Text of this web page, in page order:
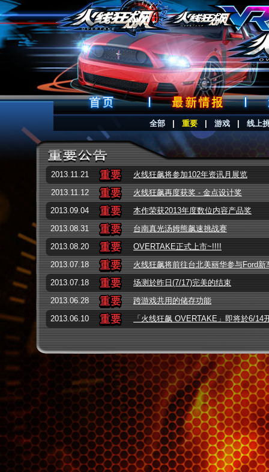
全部 重要 游戏 线上
2013.11.21
火线狂飙将参加102年资讯月展览
2013.11.12
火线狂飙再度获奖 - 金点设计奖
2013.09.04
本作荣获2013年度数位内容产品奖
2013.08.31
台南真光汤姆熊飙速挑战赛
2013.08.20
OVERTAKE正式上市~!!!!
2013.07.18
火线狂飙将前往台北美丽华参与Ford新
2013.07.18
场测於昨日(7/17)完美的结束
2013.06.28
跨游戏共用的储存功能
2013.06.10
「火线狂飙 OVERTAKE」即将於6/